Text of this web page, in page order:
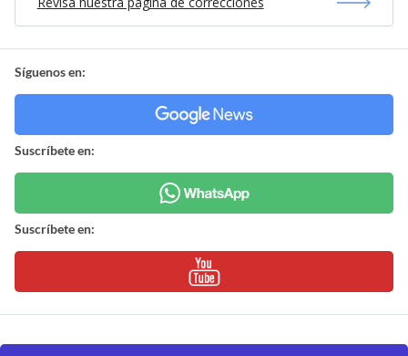
Síguenos en:
Suscríbete en:
Suscríbete en: